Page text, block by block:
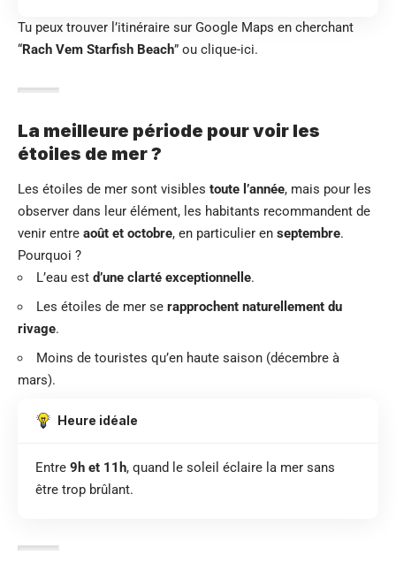
Tu peux trouver l’itinéraire sur Google Maps en cherchant
“Rach Vem Starfish Beach” ou clique-ici.
La meilleure période pour voir les
étoiles de mer ?
Les étoiles de mer sont visibles toute l’année, mais pour les
observer dans leur élément, les habitants recommandent de
venir entre août et octobre, en particulier en septembre.
Pourquoi ?
L’eau est d’une clarté exceptionnelle.
Les étoiles de mer se rapprochent naturellement du
rivage.
Moins de touristes qu’en haute saison (décembre à
mars).
Heure idéale
Entre 9h et 11h, quand le soleil éclaire la mer sans
être trop brûlant.